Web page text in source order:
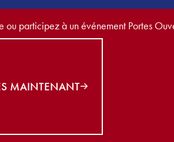
ou participez à un événement Portes
MAINTENANT